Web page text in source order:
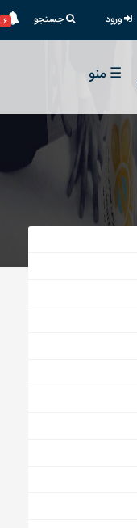
ورود جستجو ۶
☰ منو